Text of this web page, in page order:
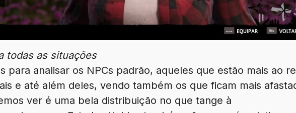
todas as situações
para analisar os NPCs padrão, aqueles que estão mais ao
e até além deles, vendo também os que ficam mais
ver é uma bela distribuição no que tange à